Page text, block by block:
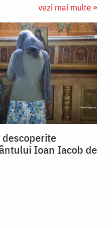
vezi mai multe »
Ioan Iacob de